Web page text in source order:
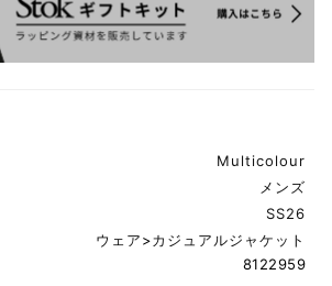
Multicolour
メンズ
SS26
ウェア>カジュアルジャケット
8122959